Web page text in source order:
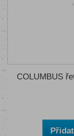
COLUMBUS